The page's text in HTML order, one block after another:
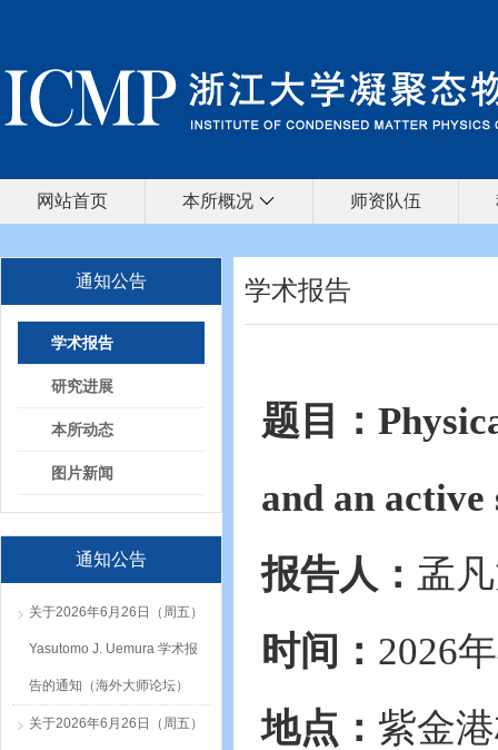
网站首页 本所概况 师资队伍
通知公告
学术报告
研究进展
本所动态
图片新闻
通知公告
关于2026年6月26日（周五）
Yasutomo J. Uemura 学术报
告的通知（海外大师论坛）
关于2026年6月26日（周五）
学术报告
题目：
and an
报告人： 孟
时间： 2026
地点： 紫金